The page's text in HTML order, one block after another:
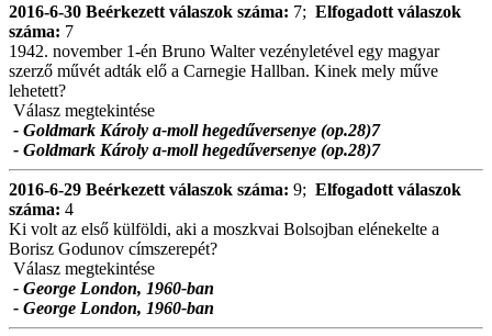
2016-6-30 Beérkezett válaszok száma: 7; Elfogadott válaszok
száma: 7
1942. november 1-én Bruno Walter vezényletével egy magyar
szerző művét adták elő a Carnegie Hallban. Kinek mely műve
lehetett?
Válasz megtekintése
- Goldmark Károly a-moll hegedűversenye (op.28)7
- Goldmark Károly a-moll hegedűversenye (op.28)7
2016-6-29 Beérkezett válaszok száma: 9; Elfogadott válaszok
száma: 4
Ki volt az első külföldi, aki a moszkvai Bolsojban elénekelte a
Borisz Godunov címszerepét?
Válasz megtekintése
- George London, 1960-ban
- George London, 1960-ban